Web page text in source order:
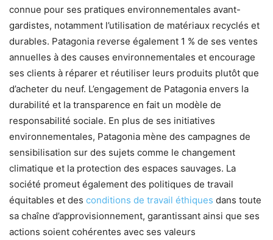
connue pour ses pratiques environnementales avant-
gardistes, notamment l’utilisation de matériaux recyclés et
durables. Patagonia reverse également 1 % de ses ventes
annuelles à des causes environnementales et encourage
ses clients à réparer et réutiliser leurs produits plutôt que
d’acheter du neuf. L’engagement de Patagonia envers la
durabilité et la transparence en fait un modèle de
responsabilité sociale. En plus de ses initiatives
environnementales, Patagonia mène des campagnes de
sensibilisation sur des sujets comme le changement
climatique et la protection des espaces sauvages. La
société promeut également des politiques de travail
équitables et des conditions de travail éthiques dans toute
sa chaîne d’approvisionnement, garantissant ainsi que ses
actions soient cohérentes avec ses valeurs